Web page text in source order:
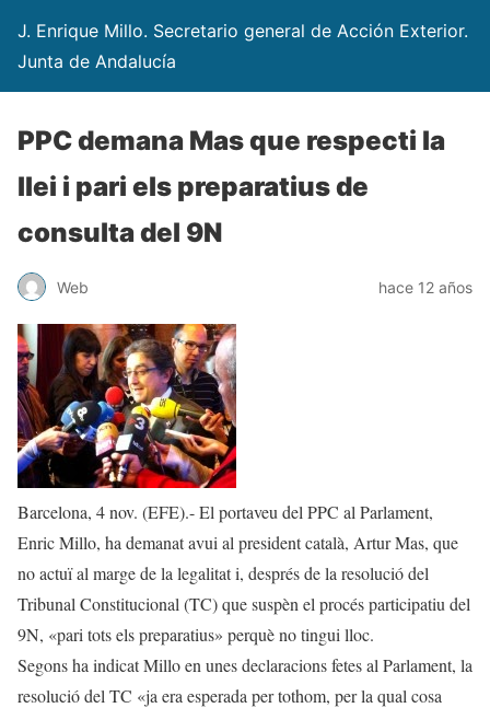
J. Enrique Millo. Secretario general de Acción Exterior.
Junta de Andalucía
PPC demana Mas que respecti la
llei i pari els preparatius de
consulta del 9N
Web hace 12 años
Barcelona, 4 nov. (EFE).- El portaveu del PPC al Parlament,
Enric Millo, ha demanat avui al president català, Artur Mas, que
no actuï al marge de la legalitat i, després de la resolució del
Tribunal Constitucional (TC) que suspèn el procés participatiu del
9N, «pari tots els preparatius» perquè no tingui lloc.
Segons ha indicat Millo en unes declaracions fetes al Parlament, la
resolució del TC «ja era esperada per tothom, per la qual cosa